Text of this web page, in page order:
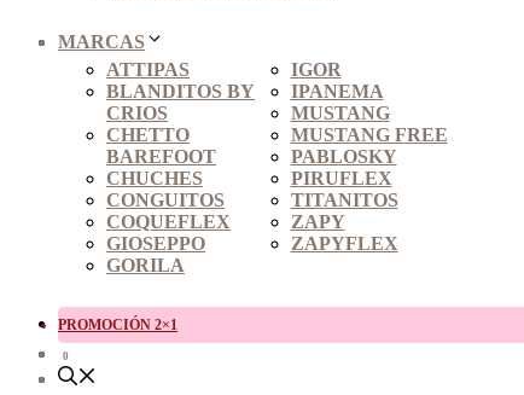
MARCAS
ATTIPAS
BLANDITOS BY
CRIOS
CHETTO
BAREFOOT
CHUCHES
CONGUITOS
COQUEFLEX
GIOSEPPO
GORILA
IGOR
IPANEMA
MUSTANG
MUSTANG FREE
PABLOSKY
PIRUFLEX
TITANITOS
ZAPY
ZAPYFLEX
PROMOCIÓN 2×1
0